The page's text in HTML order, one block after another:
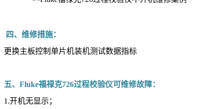
四、维修措施：
更换主板控制单片机装机测试数据指标
五、Fluke福禄克726过程校验仪可维修故障：
1.开机无显示；